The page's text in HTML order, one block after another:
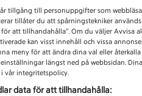
tillgång till personuppgifter som
tillåter du att spårningstekniker
att tillhandahålla”. Om du väljer Avvisa
kan visst innehåll och vissa
meny för att ändra dina val eller
längst ned på webbsidan.
vår integritetspolicy.
data för att tillhandahålla: